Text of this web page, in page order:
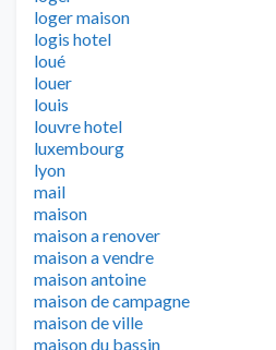
loger maison
logis hotel
loué
louer
louis
louvre hotel
luxembourg
lyon
mail
maison
maison a renover
maison a vendre
maison antoine
maison de campagne
maison de ville
maison du bassin